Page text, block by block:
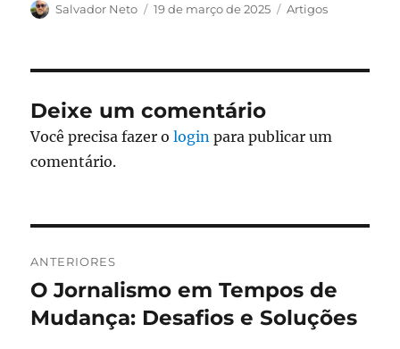
Autor
Salvador Neto
Publicado
19 de março de 2025 Categorias
Artigos
Deixe um comentário
Você precisa fazer ologin para publicar um
comentário.
de
Post
ANTERIORES
Post
anterior:
O Jornalismo em Tempos de
Mudança: Desafios e Soluções